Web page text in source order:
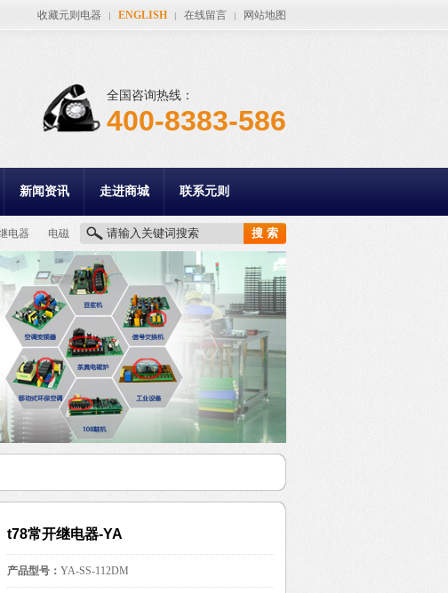
收藏元则电器 | ENGLISH | 在线留言 | 网站地图
全国咨询热线：
400-8383-586
新闻资讯 走进商城 联系元则
电器
电磁
t78常开继电器-YA
产品型号： YA-SS-112DM